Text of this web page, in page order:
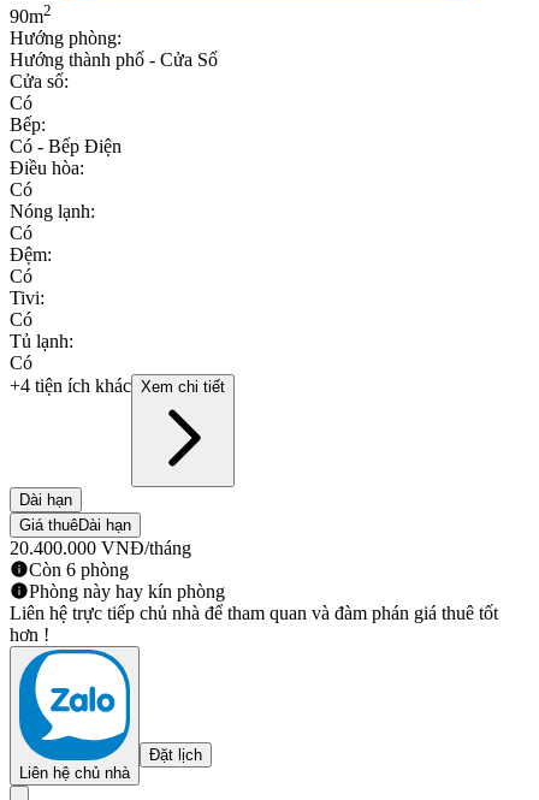
90m2
Hướng phòng:
Hướng thành phố - Cửa Sổ
Cửa sổ:
Có
Bếp:
Có - Bếp Điện
Điều hòa:
Có
Nóng lạnh:
Có
Đệm:
Có
Tivi:
Có
Tủ lạnh:
Có
+4 tiện ích khác Xem chi tiết
Dài hạn
Giá thuêDài hạn
20.400.000 VNĐ/tháng
Còn 6 phòng
Phòng này hay kín phòng
Liên hệ trực tiếp chủ nhà để tham quan và đàm phán giá thuê tốt
hơn !
Liên hệ chủ nhà
Đặt lịch